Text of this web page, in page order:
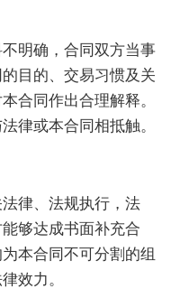
明确，合同双方当事
目的、交易习惯及关
合同作出合理解释。
律或本合同相抵触。
律、法规执行，法
够达成书面补充合
本合同不可分割的组
效力。